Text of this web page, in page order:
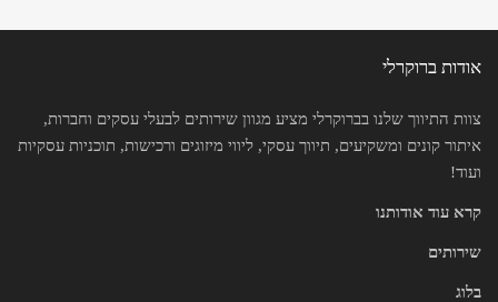
אודות ברוקרלי
צוות התיווך שלנו בברוקרלי מציע מגוון שירותים לבעלי עסקים וחברות,
איתור קונים ומשקיעים, תיווך עסקי, ליווי מיזוגים ורכישות, תוכניות עסקיות
ועוד!
קרא עוד אודותנו
שירותים
בלוג